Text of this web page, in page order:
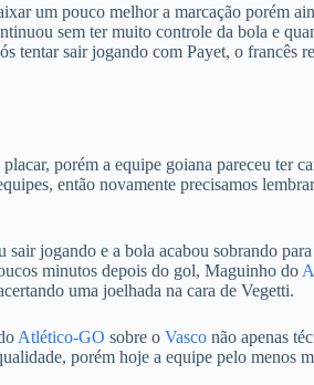
um pouco melhor a marcação porém
sem ter muito controle da bola e
tentar sair jogando com Payet, o francês
porém a equipe goiana pareceu ter
então novamente precisamos
jogando e a bola acabou sobrando
minutos depois do gol, Maguinho do
uma joelhada na cara de Vegetti.
Atlético-GO sobre o Vasco não apenas
porém hoje a equipe pelo menos